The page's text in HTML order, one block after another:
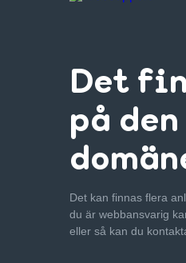
Det
på
Det kan finnas flera
du är webbansvarig
eller så kan du